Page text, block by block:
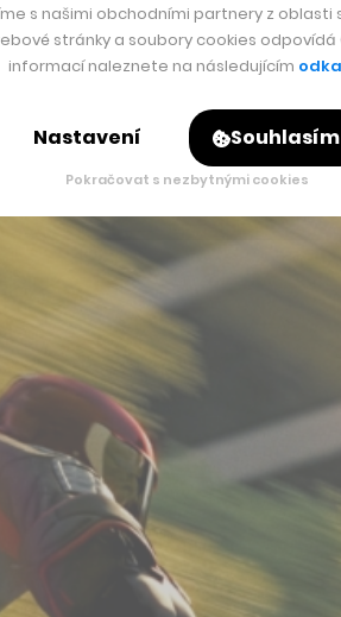
s našimi obchodními partnery z oblasti
stránky a soubory cookies odpovídá
informací naleznete na následujícím
Nastavení Souhlasím
Pokračovat s nezbytnými cookies